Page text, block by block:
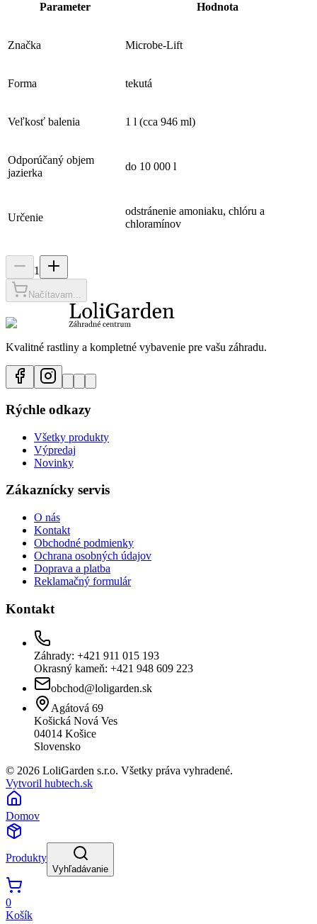
Parameter Hodnota
Značka Microbe-Lift
Forma tekutá
Veľkosť balenia 1 l (cca 946 ml)
Odporúčaný objem
jazierka
do 10 000 l
Určenie
odstránenie amoniaku, chlóru a
chloramínov
1
Načítavam...
Kvalitné rastliny a kompletné vybavenie pre vašu záhradu.
Rýchle odkazy
Všetky produkty
Výpredaj
Novinky
Zákaznícky servis
O nás
Kontakt
Obchodné podmienky
Ochrana osobných údajov
Doprava a platba
Reklamačný formulár
Kontakt
Záhrady: +421 911 015 193
Okrasný kameň: +421 948 609 223
obchod@loligarden.sk
Agátová 69
Košická Nová Ves
04014 Košice
Slovensko
© 2026 LoliGarden s.r.o. Všetky práva vyhradené.
Vytvoril hubtech.sk
Domov
Produkty
Vyhľadávanie
0
Košík